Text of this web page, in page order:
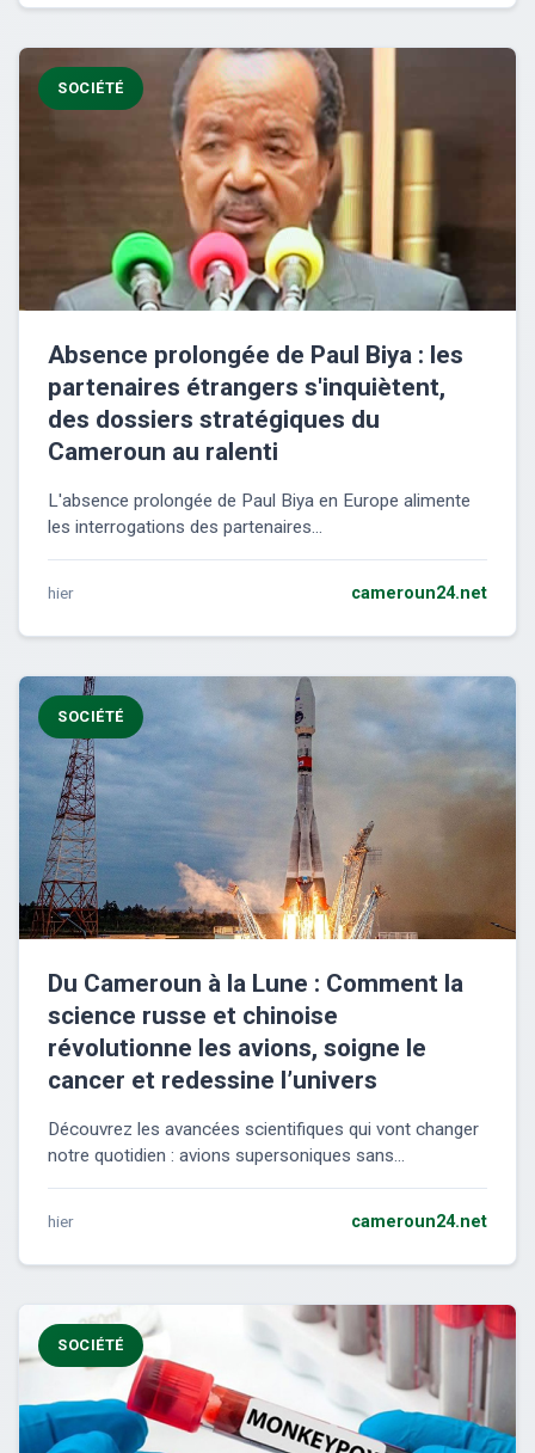
SOCIÉTÉ
Absence prolongée de Paul Biya : les
partenaires étrangers s'inquiètent,
des dossiers stratégiques du
Cameroun au ralenti
L'absence prolongée de Paul Biya en Europe alimente
les interrogations des partenaires...
hier cameroun24.net
SOCIÉTÉ
Du Cameroun à la Lune : Comment la
science russe et chinoise
révolutionne les avions, soigne le
cancer et redessine l’univers
Découvrez les avancées scientifiques qui vont changer
notre quotidien : avions supersoniques sans...
hier cameroun24.net
SOCIÉTÉ